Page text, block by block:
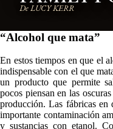
De LUCY KERR
“Alcohol que mata”
En estos tiempos en que el
indispensable con el que
un producto que permite
pocos piensan en las
producción. Las fábricas en
importante contaminación
y sustancias con etanol.